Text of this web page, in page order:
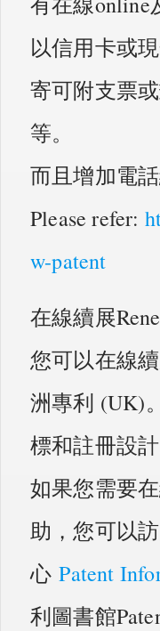
以信用卡或
寄可附支票
等。
而且增加電話
Please refer:
w-patent
在線續展
您可以在線
洲專利 (UK)
標和註冊設計
如果您需要
助，您可以
心Patent
利圖書館